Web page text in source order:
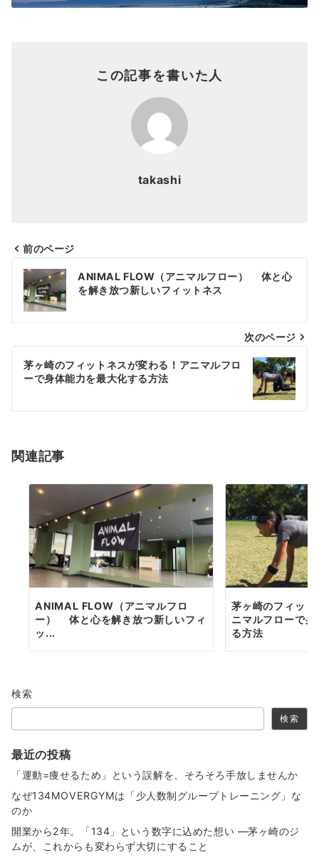
この記事を書いた人
takashi
投
稿
ナ
ビ
ゲ
シ
ン
前のページ
ANIMAL FLOW（アニマルフロー） 体と心
を解き放つ新しいフィットネス
次のページ
茅ヶ崎のフィットネスが変わる！アニマルフロ
ーで身体能力を最大化する方法
関連記事
ANIMAL FLOW（アニマルフロ
ー） 体と心を解き放つ新しいフィ
ッ...
茅ヶ崎のフィッ
ニマルフローで
る方法
検索
検索
最近の投稿
「運動=痩せるため」という誤解を、そろそろ手放しませんか
なぜ134MOVERGYMは「少人数制グループトレーニング」な
のか
開業から2年。「134」という数字に込めた想い ―茅ヶ崎のジ
ムが、これからも変わらず大切にすること